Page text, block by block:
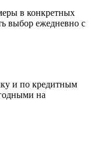
в конкретных
выбор ежедневно с
и по кредитным
на